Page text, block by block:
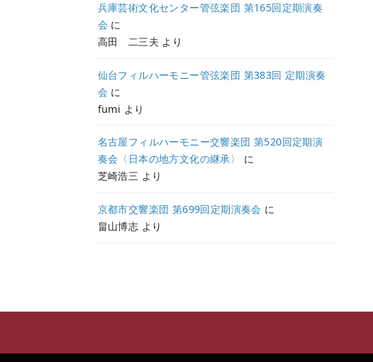
兵庫芸術文化センター管弦楽団 第165回定期演奏
会 に
高田 二三夫 より
仙台フィルハーモニー管弦楽団 第383回 定期演奏
会 に
fumi より
名古屋フィルハーモニー交響楽団 第520回定期演
奏会〈日本の地方文化の継承〉
に
芝崎浩三 より
京都市交響楽団 第699回定期演奏会 に
畠山博志 より